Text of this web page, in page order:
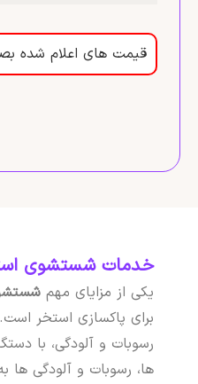
قیمت های اعلام شده
خدمات شستشوی
یکی از مزایای مهم
برای پاکسازی استخر
رسوبات و آلودگی، با
ها، رسوبات و آلودگی ها